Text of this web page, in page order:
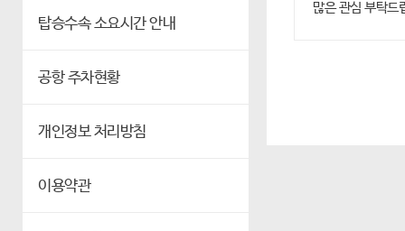
탑승수속 소요시간 안내
공항 주차현황
개인정보 처리방침
이용약관
많은 관심 부탁드